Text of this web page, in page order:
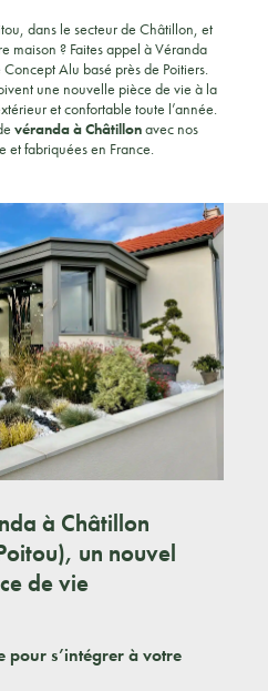
dans le secteur de Châtillon, et
maison ? Faites appel à Véranda
Alu basé près de Poitiers.
une nouvelle pièce de vie à la
et confortable toute l’année.
véranda à Châtillonavec nos
et fabriquées en France.
à Châtillon
un nouvel
de vie
pour s’intégrer à votre